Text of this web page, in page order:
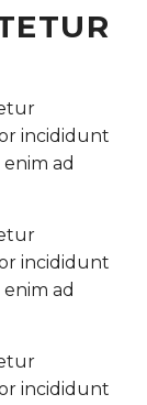
incididunt
ad
incididunt
ad
incididunt